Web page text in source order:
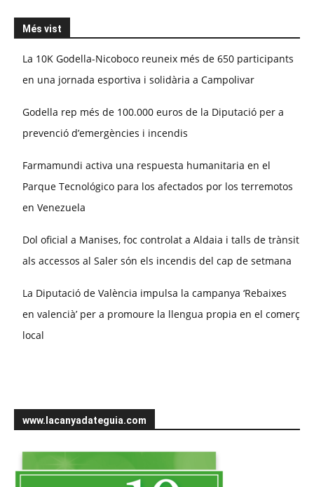
Més vist
La 10K Godella-Nicoboco reuneix més de 650 participants
en una jornada esportiva i solidària a Campolivar
Godella rep més de 100.000 euros de la Diputació per a
prevenció d’emergències i incendis
Farmamundi activa una respuesta humanitaria en el
Parque Tecnológico para los afectados por los terremotos
en Venezuela
Dol oficial a Manises, foc controlat a Aldaia i talls de trànsit
als accessos al Saler són els incendis del cap de setmana
La Diputació de València impulsa la campanya ‘Rebaixes
en valencià’ per a promoure la llengua propia en el comerç
local
www.lacanyadateguia.com